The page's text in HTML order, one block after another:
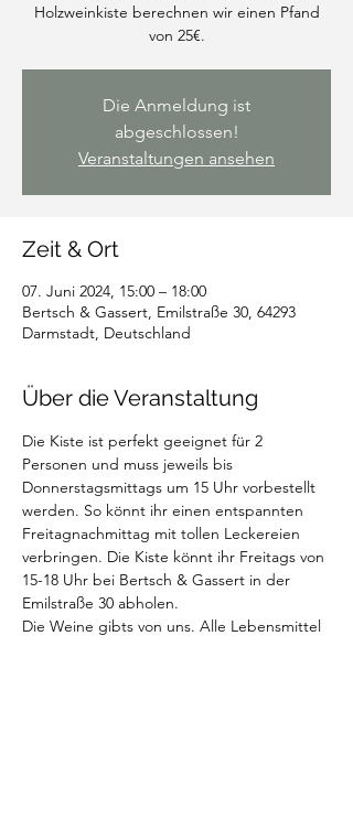
Holzweinkiste berechnen wir einen Pfand
von 25€.
Die Anmeldung ist
abgeschlossen!
Veranstaltungen ansehen
Zeit & Ort
07. Juni 2024, 15:00 – 18:00
Bertsch & Gassert, Emilstraße 30, 64293
Darmstadt, Deutschland
Über die Veranstaltung
Die Kiste ist perfekt geeignet für 2
Personen und muss jeweils bis
Donnerstagsmittags um 15 Uhr vorbestellt
werden. So könnt ihr einen entspannten
Freitagnachmittag mit tollen Leckereien
verbringen. Die Kiste könnt ihr Freitags von
15-18 Uhr bei Bertsch & Gassert in der
Emilstraße 30 abholen.
Die Weine gibts von uns. Alle Lebensmittel